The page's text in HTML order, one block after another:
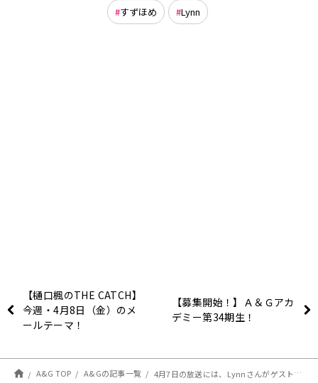
すずほめ Lynn
【樋口楓のTHE CATCH】
今週・4月8日（金）のメ
ールテーマ！
【募集開始！】Ａ＆Ｇアカ
デミー第34期生！
A&G TOP A&Gの記事一覧 4月7日の放送には、Lynnさんがゲストに登場！『はーい！鈴代です！ 今行きまーす！』